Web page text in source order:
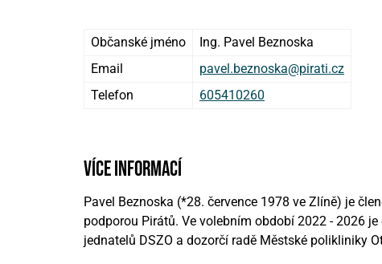
Občanské jméno
Ing. Pavel Beznoska
Email
pavel.beznoska@pirati.cz
Telefon
605410260
více informací
Pavel Beznoska (*28. července 1978 ve Zlíně) je
podporou Pirátů. Ve volebním období 2022 - 2026
jednatelů DSZO a dozorčí radě Městské polikliniky